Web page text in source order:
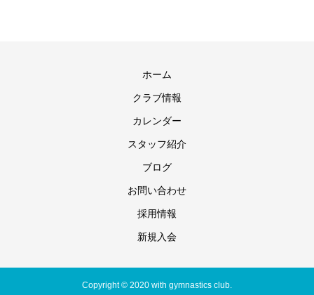
ホーム
クラブ情報
カレンダー
スタッフ紹介
ブログ
お問い合わせ
採用情報
新規入会
Copyright © 2020 with gymnastics club.